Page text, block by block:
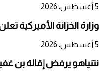
5 أغسطس، 2026
وزارة الخزانة الأميركية
5 أغسطس، 2026
نتنياهو يرفض إقالة بن